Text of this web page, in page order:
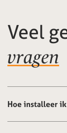
Veel
vragen
Hoe installeer